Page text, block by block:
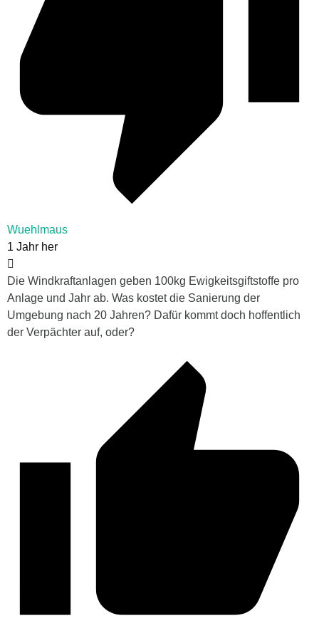
Wuehlmaus
1 Jahr her
Die Windkraftanlagen geben 100kg Ewigkeitsgiftstoffe pro
Anlage und Jahr ab. Was kostet die Sanierung der
Umgebung nach 20 Jahren? Dafür kommt doch hoffentlich
der Verpächter auf, oder?